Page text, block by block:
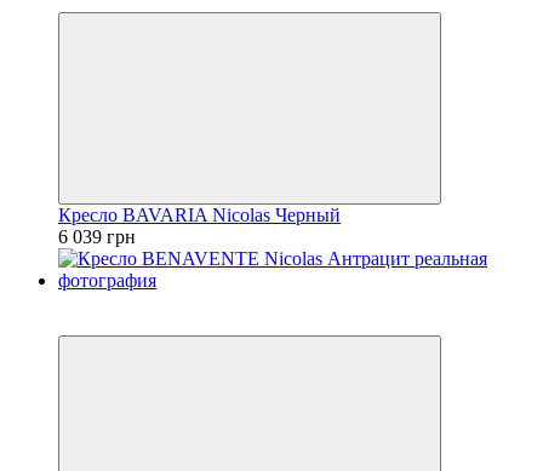
Кресло BAVARIA Nicolas Черный
6 039 грн